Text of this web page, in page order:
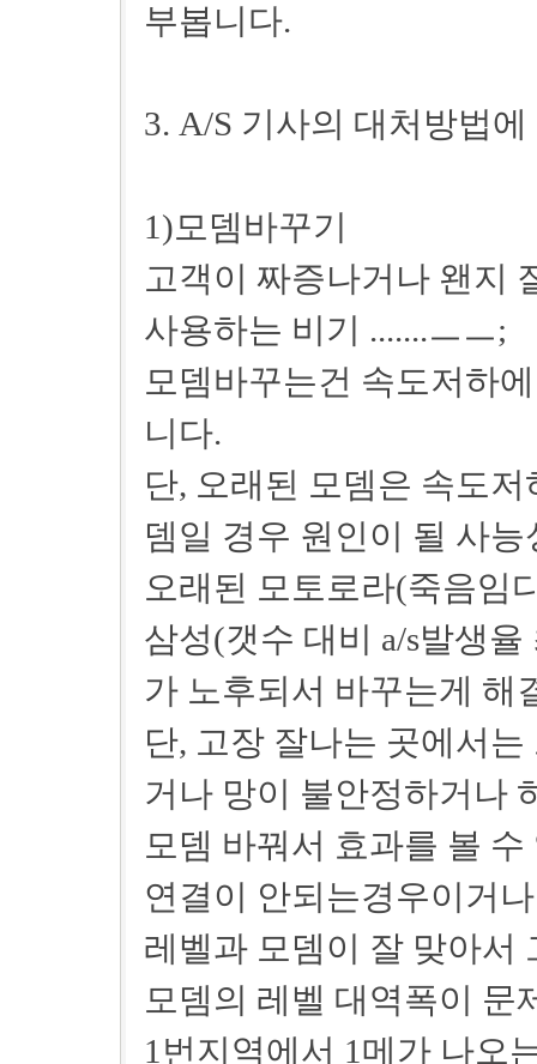
부봅니다.
3. A/S 기사의 대처방법
1)모뎀바꾸기
고객이 짜증나거나 왠지
사용하는 비기 .......ㅡㅡ;
모뎀바꾸는건 속도저하
니다.
단, 오래된 모뎀은 속도
뎀일 경우 원인이 될 사
오래된 모토로라(죽음임
삼성(갯수 대비 a/s발생
가 노후되서 바꾸는게 해
단, 고장 잘나는 곳에서
거나 망이 불안정하거나
모뎀 바꿔서 효과를 볼
연결이 안되는경우이거나
레벨과 모뎀이 잘 맞아서
모뎀의 레벨 대역폭이 문
1번지역에서 1메가 나오